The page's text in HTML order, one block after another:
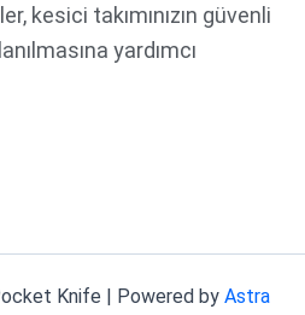
kesici takımınızın güvenli
yardımcı
Knife | Powered by Astra